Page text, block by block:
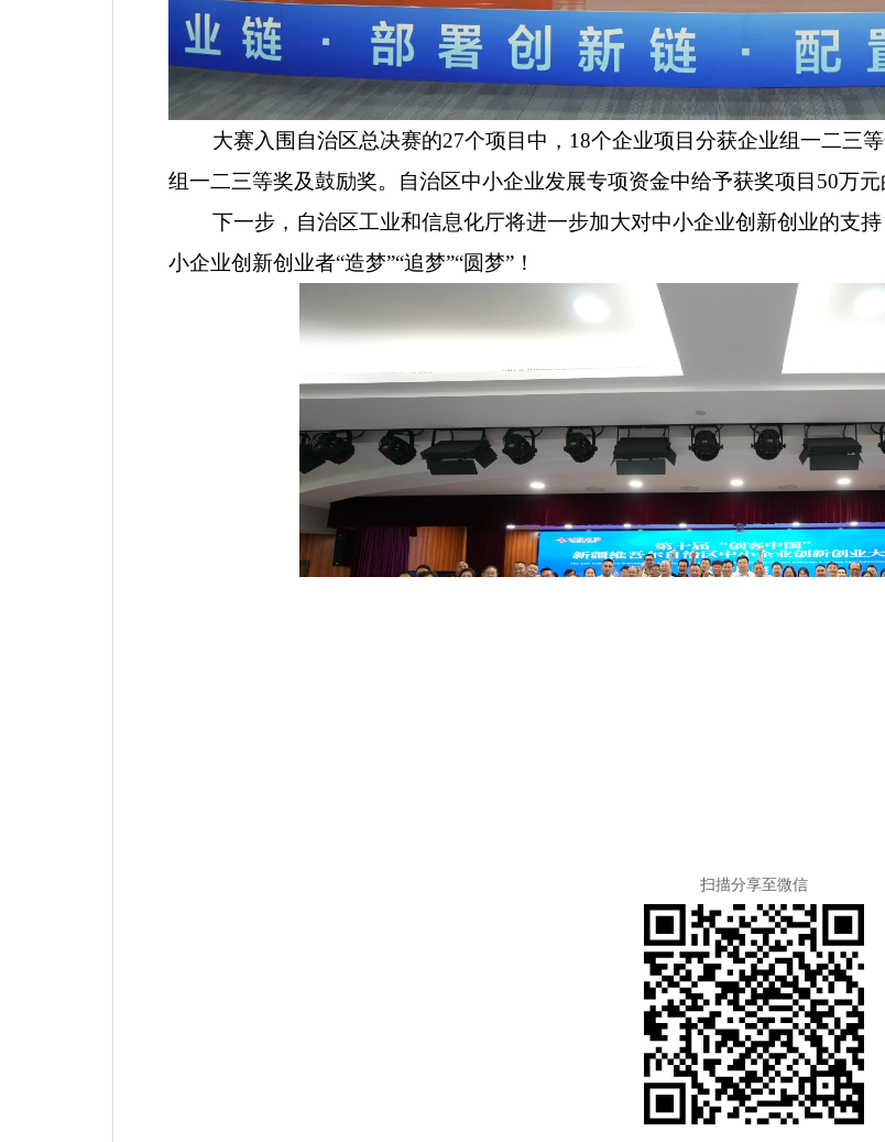
大赛 入围自治区总决赛的27个项目中，18个企业项目分获企业组一二三
组一二三等奖及鼓励奖。 自治区中小企业发展专项资金中给予获奖项目 50万元
下一步，自治区工业和信息化厅将进一步加大对中小企业创新创业的支持
小企业创新创业者“造梦”“追梦”“圆梦”！
扫描分享至微信